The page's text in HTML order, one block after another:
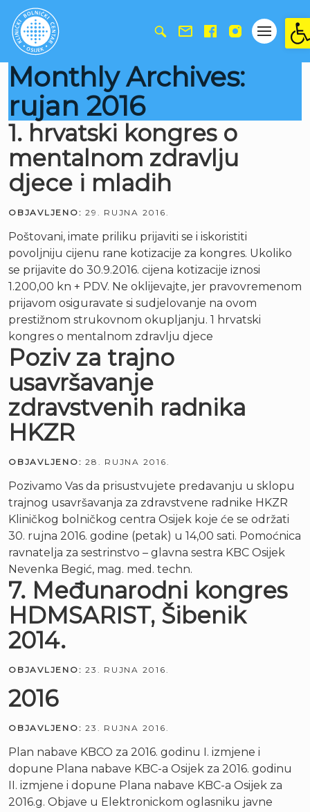
Monthly Archives:
rujan 2016
1. hrvatski kongres o
mentalnom zdravlju
djece i mladih
OBJAVLJENO: 29. RUJNA 2016.
Poštovani, imate priliku prijaviti se i iskoristiti
povoljniju cijenu rane kotizacije za kongres. Ukoliko
se prijavite do 30.9.2016. cijena kotizacije iznosi
1.200,00 kn + PDV. Ne oklijevajte, jer pravovremenom
prijavom osiguravate si sudjelovanje na ovom
prestižnom strukovnom okupljanju. 1 hrvatski
kongres o mentalnom zdravlju djece
Poziv za trajno
usavršavanje
zdravstvenih radnika
HKZR
OBJAVLJENO: 28. RUJNA 2016.
Pozivamo Vas da prisustvujete predavanju u sklopu
trajnog usavršavanja za zdravstvene radnike HKZR
Kliničkog bolničkog centra Osijek koje će se održati
30. rujna 2016. godine (petak) u 14,00 sati. Pomoćnica
ravnatelja za sestrinstvo – glavna sestra KBC Osijek
Nevenka Begić, mag. med. techn.
7. Međunarodni kongres
HDMSARIST, Šibenik
2014.
OBJAVLJENO: 23. RUJNA 2016.
2016
OBJAVLJENO: 23. RUJNA 2016.
Plan nabave KBCO za 2016. godinu I. izmjene i
dopune Plana nabave KBC-a Osijek za 2016. godinu
II. izmjene i dopune Plana nabave KBC-a Osijek za
2016.g. Objave u Elektronickom oglasniku javne